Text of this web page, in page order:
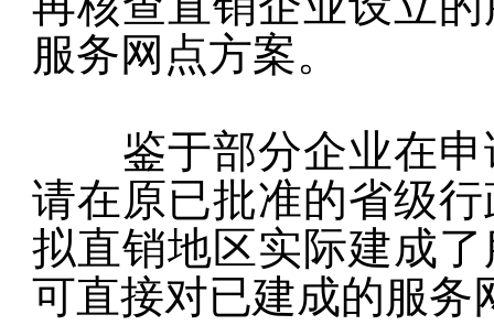
服务网点方案。
鉴于部分企业在申
请在原已批准的省级
拟直销地区实际建成
可直接对已建成的服